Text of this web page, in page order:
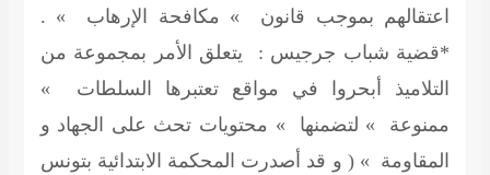
اعتقالهم بموجب قانون » مكافحة الإرهاب » .
*قضية شباب جرجيس : يتعلق الأمر بمجموعة من
التلاميذ أبحروا في مواقع تعتبرها السلطات »
ممنوعة » لتضمنها » محتويات تحث على الجهاد و
المقاومة » ( و قد أصدرت المحكمة الابتدائية بتونس